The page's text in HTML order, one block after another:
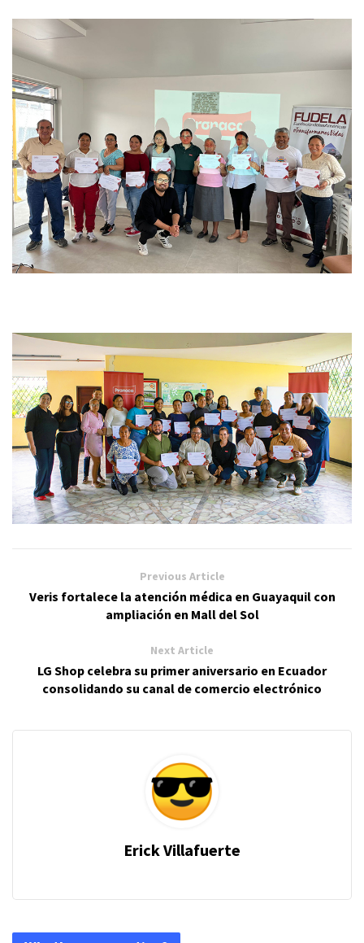
Previous Article
Veris fortalece la atención médica en Guayaquil con
ampliación en Mall del Sol
Next Article
LG Shop celebra su primer aniversario en Ecuador
consolidando su canal de comercio electrónico
Erick Villafuerte